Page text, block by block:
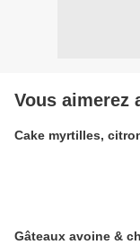
Vous aimerez
Cake myrtilles,
Gâteaux avoine &